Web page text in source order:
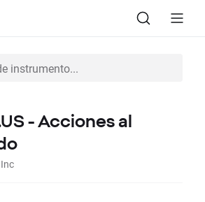
- Acciones al